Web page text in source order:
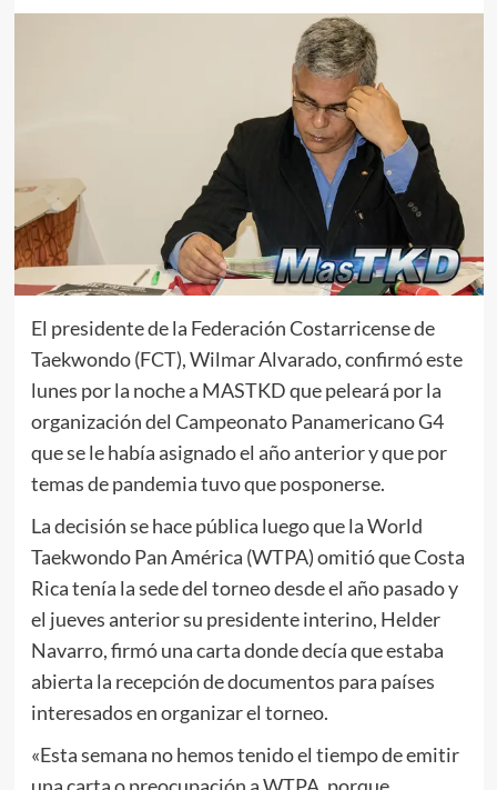
El presidente de la Federación Costarricense de
Taekwondo (FCT), Wilmar Alvarado, confirmó este
lunes por la noche a MASTKD que peleará por la
organización del Campeonato Panamericano G4
que se le había asignado el año anterior y que por
temas de pandemia tuvo que posponerse.
La decisión se hace pública luego que la World
Taekwondo Pan América (WTPA) omitió que Costa
Rica tenía la sede del torneo desde el año pasado y
el jueves anterior su presidente interino, Helder
Navarro, firmó una carta donde decía que estaba
abierta la recepción de documentos para países
interesados en organizar el torneo.
«Esta semana no hemos tenido el tiempo de emitir
una carta o preocupación a WTPA, porque